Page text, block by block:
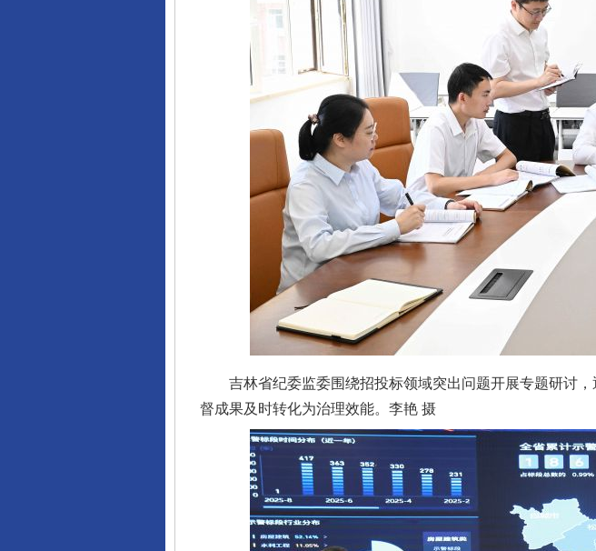
吉林省纪委监委围绕招投标领域突出问题开展专题研讨，
督成果及时转化为治理效能。李艳 摄